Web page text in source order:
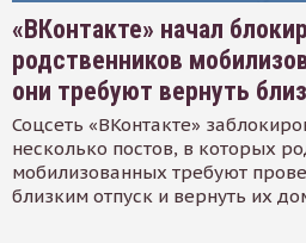
«ВКонтакте» начал
родственников
они требуют вернуть
Соцсеть «ВКонтакте»
несколько постов, в которых
мобилизованных требуют
близким отпуск и вернуть их